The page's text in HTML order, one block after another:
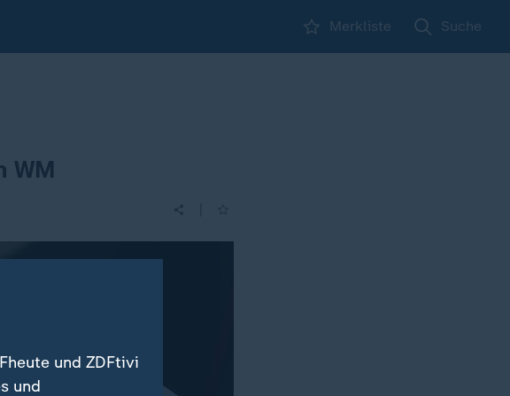
Merkliste Suche
WM
und ZDFtivi
und